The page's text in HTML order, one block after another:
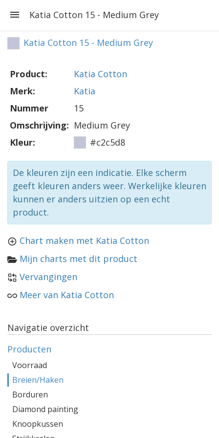
Katia Cotton 15 - Medium Grey
Katia Cotton 15 - Medium Grey
Product:
Katia Cotton
Merk:
Katia
Nummer
15
Omschrijving: Medium Grey
Kleur:
#c2c5d8
De kleuren zijn een indicatie. Elke scherm
geeft kleuren anders weer. Werkelijke kleuren
kunnen er anders uitzien op een echt
product.
Chart maken met Katia Cotton
Mijn charts met dit product
Vervangingen
Meer van Katia Cotton
Navigatie overzicht
Producten
Voorraad
Breien/Haken
Borduren
Diamond painting
Knoopkussen